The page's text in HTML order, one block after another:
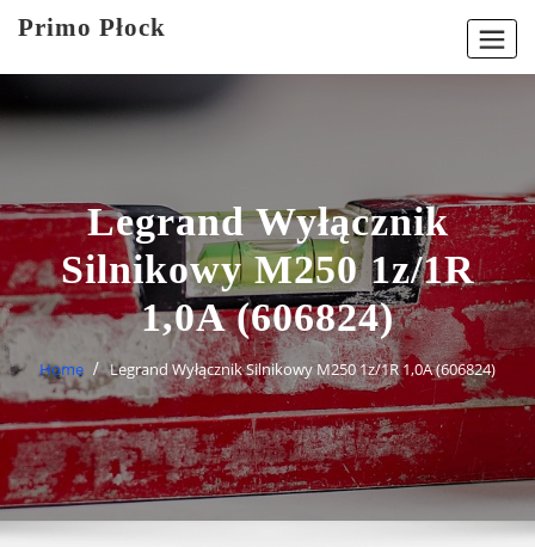
Primo Płock
Legrand Wyłącznik
Silnikowy M250 1z/1R
1,0A (606824)
Home Legrand Wyłącznik Silnikowy M250 1z/1R 1,0A (606824)